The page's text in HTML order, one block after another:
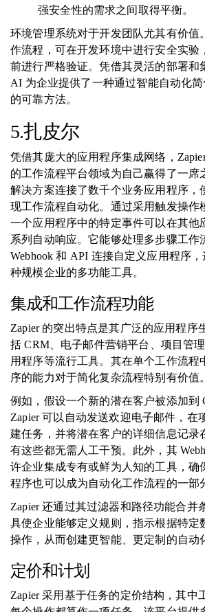
强安全性的需求之间取得平衡。
环境管理系统对于开发团队尤其有价值
作流程，可在开发环境中进行安全实验
前进行严格验证。凭借其灵活的部署和
AI 为企业提供了一种通过智能自动化
的可靠方法。
5.扎皮尔
凭借其庞大的应用程序集成网络，
的工作流程平台领域为自己赢得了一席
解决方案连接了数千个业务应用程序，
现工作流程自动化。通过采用触发操作
一个应用程序中的特定事件可以在其他
系列自动响应。它能够处理多步骤工作
Webhook 和 API 连接自定义应用程序
种规模企业的多功能工具。
集成和工作流程功能
Zapier 的突出特点是其广泛的应用程序
括 CRM、电子邮件营销平台、项目管
用程序等流行工具。其在单个工作流程
序的能力对于简化复杂流程特别有价值。
例如，假设一个新的潜在客户被添加到
Zapier 可以自动发送欢迎电子邮件，在
建任务，并将潜在客户的详细信息记录
有这些都无需人工干预。此外，其
许企业集成专有或鲜为人知的工具，确
程序也可以成为自动化工作流程的一部
Zapier 还通过其过滤器和路径功能合并
具使企业能够定义规则，指示根据特定
操作，从而创建更智能、更定制的自动
定价和计划
Zapier 采用基于任务的定价结构，其中